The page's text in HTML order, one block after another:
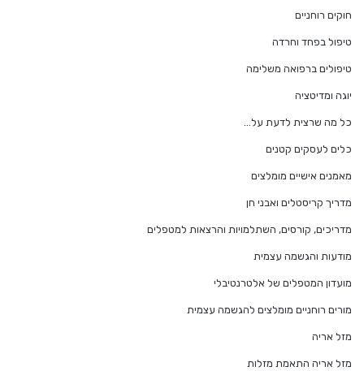
חוקים רוחניים
טיפול בפחד וחרדה
טיפולים ברפואה משלימה
יוגה ומדיטציה
כל מה שרצית לדעת על…
כלים לעסקים קטנים
מאמנים אישיים מומלצים
מדריך קריסטלים ואבני חן
מדריכים, קורסים, השתלמויות והרצאות למטפלים
מודעות והגשמה עצמית
מועדון המטפלים של אלטרנטיבלי
מורים רוחניים מומלצים להגשמה עצמית
מזל אריה
מזל אריה התאמת מזלות